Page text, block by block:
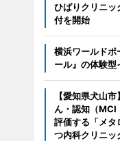
ひばりクリニッ
付を開始
横浜ワールドポ
ール』の体験型
【愛知県犬山
ん・認知（MCI
評価する「メタ
つ内科クリニッ